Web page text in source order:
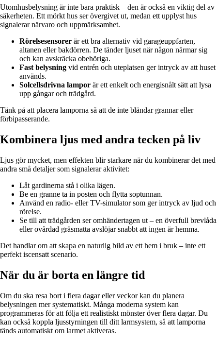
Utomhusbelysning är inte bara praktisk – den är också en viktig del av
säkerheten. Ett mörkt hus ser övergivet ut, medan ett upplyst hus
signalerar närvaro och uppmärksamhet.
Rörelsesensorer är ett bra alternativ vid garageuppfarten,
altanen eller bakdörren. De tänder ljuset när någon närmar sig
och kan avskräcka obehöriga.
Fast belysning vid entrén och uteplatsen ger intryck av att huset
används.
Solcellsdrivna lampor är ett enkelt och energisnålt sätt att lysa
upp gångar och trädgård.
Tänk på att placera lamporna så att de inte bländar grannar eller
förbipasserande.
Kombinera ljus med andra tecken på liv
Ljus gör mycket, men effekten blir starkare när du kombinerar det med
andra små detaljer som signalerar aktivitet:
Låt gardinerna stå i olika lägen.
Be en granne ta in posten och flytta soptunnan.
Använd en radio- eller TV-simulator som ger intryck av ljud och
rörelse.
Se till att trädgården ser omhändertagen ut – en överfull brevlåda
eller ovårdad gräsmatta avslöjar snabbt att ingen är hemma.
Det handlar om att skapa en naturlig bild av ett hem i bruk – inte ett
perfekt iscensatt scenario.
När du är borta en längre tid
Om du ska resa bort i flera dagar eller veckor kan du planera
belysningen mer systematiskt. Många moderna system kan
programmeras för att följa ett realistiskt mönster över flera dagar. Du
kan också koppla ljusstyrningen till ditt larmsystem, så att lamporna
tänds automatiskt om larmet aktiveras.